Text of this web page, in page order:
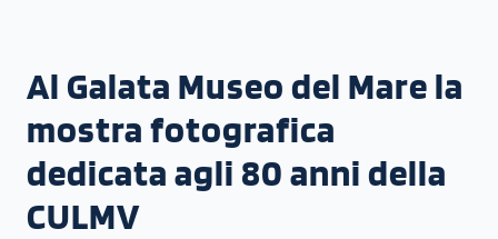
Al Galata Museo del Mare la
mostra fotografica
dedicata agli 80 anni della
CULMV